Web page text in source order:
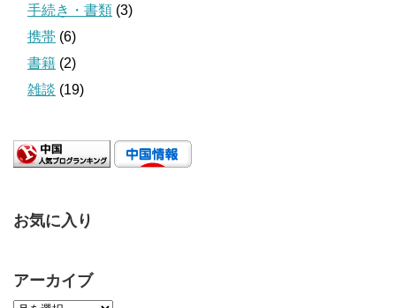
手続き・書類 (3)
携帯 (6)
書籍 (2)
雑談 (19)
お気に入り
アーカイブ